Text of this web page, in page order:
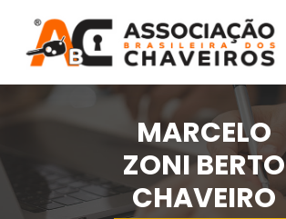
conteúdo
MARCELO
ZONI BERTO
CHAVEIRO